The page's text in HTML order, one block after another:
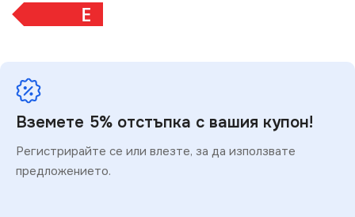
E
Вземете 5% отстъпка с вашия купон!
Регистрирайте се или влезте, за да използвате
предложението.